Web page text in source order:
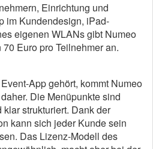
Einrichtung und
im Kundendesign, iPad-
eigenen WLANs gibt Numeo
Euro pro Teilnehmer an.
App gehört, kommt Numeo
Die Menüpunkte sind
strukturiert. Dank der
kann sich jeder Kunde sein
Das Lizenz-Modell des